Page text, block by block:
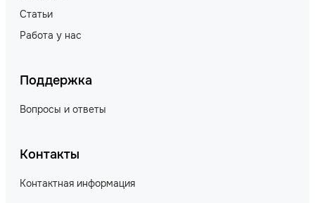
Статьи
Работа у нас
Поддержка
Вопросы и ответы
Контакты
Контактная информация